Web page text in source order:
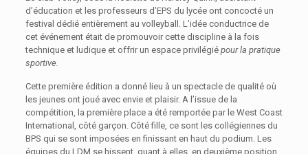
d’éducation et les professeurs d’EPS du lycée ont concocté un
festival dédié entièrement au volleyball. L’idée conductrice de
cet événement était de promouvoir cette discipline à la fois
technique et ludique et offrir un espace privilégié pour la pratique
sportive.
Cette première édition a donné lieu à un spectacle de qualité où
les jeunes ont joué avec envie et plaisir. A l’issue de la
compétition, la première place a été remportée par le West Coast
International, côté garçon. Côté fille, ce sont les collégiennes du
BPS qui se sont imposées en finissant en haut du podium. Les
équipes du LDM se hissent, quant à elles, en deuxième position